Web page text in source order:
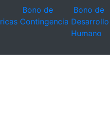
Bono de
Contingencia
Bono de
Desarrollo
Humano